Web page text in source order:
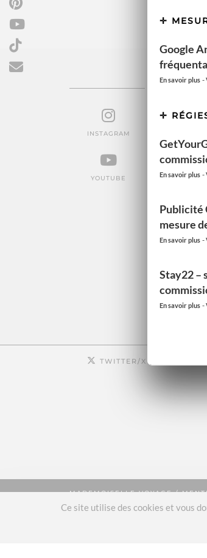
INSTAGRAM
YOUTUBE TIKTOK
TWITTER/X | 2260
MADEMOISELLE VOYAGE/
Google
En savoir plus -
En savoir plus -
Publicité
mesure
En savoir plus -
Stay22 –
En savoir plus -
Ce site utilise des cookies et vous